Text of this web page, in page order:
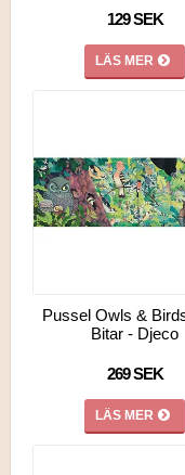
129 SEK
LÄS MER
Pussel Owls &
Bitar - Djeco
269 SEK
LÄS MER